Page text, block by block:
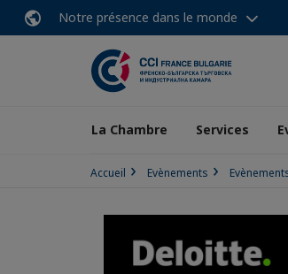
Notre présence dans le monde
La Chambre Services
Accueil Evènements